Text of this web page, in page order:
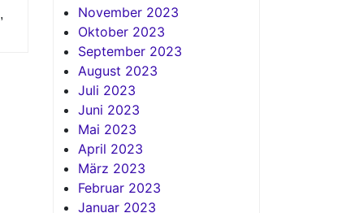
,
November 2023
Oktober 2023
September 2023
August 2023
Juli 2023
Juni 2023
Mai 2023
April 2023
März 2023
Februar 2023
Januar 2023